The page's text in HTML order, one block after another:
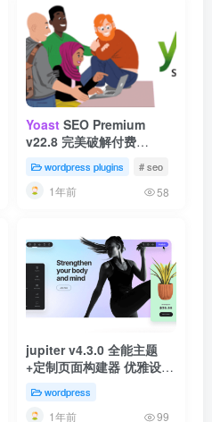
Yoast SEO Premium
v22.8 完美破解付费
WordPress SEO搜索引擎
优化插件免费下载
wordpress plugins # seo
1年前 58
jupiter v4.3.0 全能主题
+定制页面构建器 优雅设计
wordpress
1年前 99